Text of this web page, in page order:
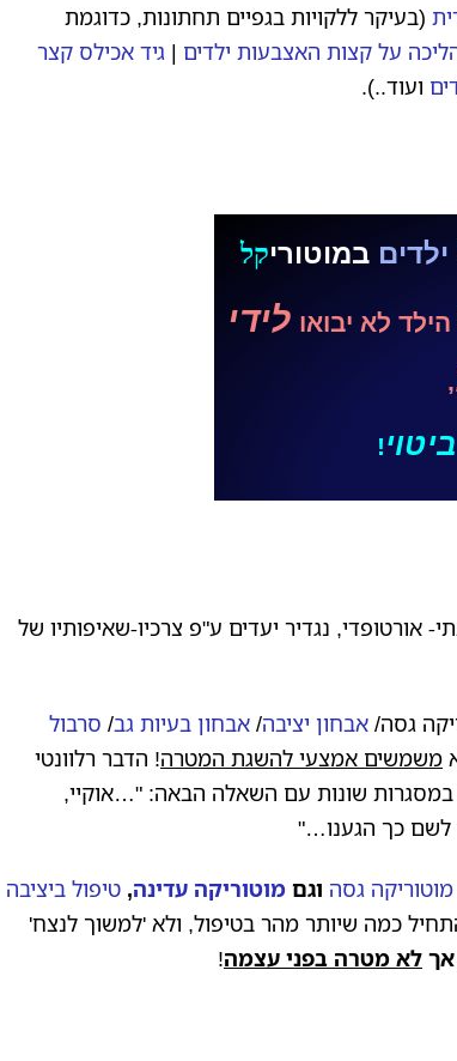
(בעיקר ללקויות בגפיים תחתונות, כדוגמת
על קצות האצבעות ילדים | גיד אכילס קצר
ועוד..).
במוטוריקל
לא יבואו לידי
,
!
אורטופדי, נגדיר יעדים ע"פ צרכיו-שאיפותיו של
גסה/ אבחון יציבה/ אבחון בעיות גב/ סרבול
משמשים אמצעי להשגת המטרה! הדבר רלוונטי
במסגרות שונות עם השאלה הבאה: "…אוקיי,
לשם כך הגענו…"
מוטוריקה גסה וגם מוטוריקה עדינה, טיפול ביציבה
כמה שיותר מהר בטיפול, ולא 'למשוך לנצח'
אך לא מטרה בפני עצמה!